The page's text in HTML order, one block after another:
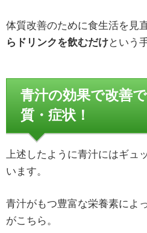
体質改善のために食生活を見
らドリンクを飲むだけという
青汁の効果で改善
質・症状！
上述したように青汁にはギュ
います。
青汁がもつ豊富な栄養素によ
がこちら。